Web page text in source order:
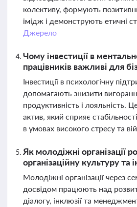
колективу, формують
імідж і демонструють етичні
Джерело
Чому інвестиції в
працівників важливі для
Інвестиції в психологічну
допомагають знизити
продуктивність і лояльність.
актив, який сприяє
в умовах високого стресу та
Як молодіжні організації
організаційну культуру та
Молодіжні організації через
досвідом працюють над
діалогу, інклюзії та